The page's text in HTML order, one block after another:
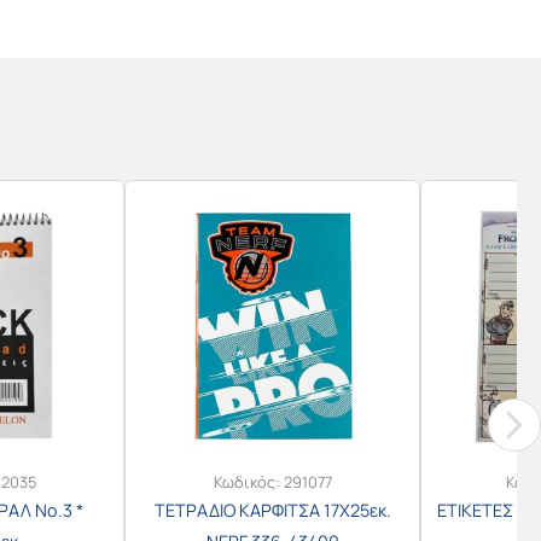
Νο.3 *
Κωδικός: 291077
ΤΕΤΡΑΔΙΟ ΚΑΡΦΙΤΣΑ 17X25εκ.
ΕΤΙΚΕΤΕΣ